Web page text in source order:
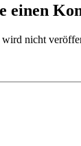
einen
nicht